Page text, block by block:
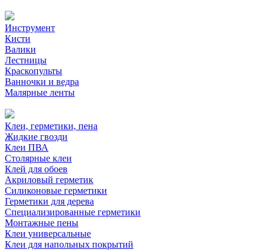
Инструмент
Кисти
Валики
Лестницы
Краскопульты
Ванночки и ведра
Малярные ленты
Клеи, герметики, пена
Жидкие гвозди
Клеи ПВА
Столярные клеи
Клей для обоев
Акриловый герметик
Силиконовые герметики
Герметики для дерева
Специализированные герметики
Монтажные пены
Клеи универсальные
Клеи для напольных покрытий